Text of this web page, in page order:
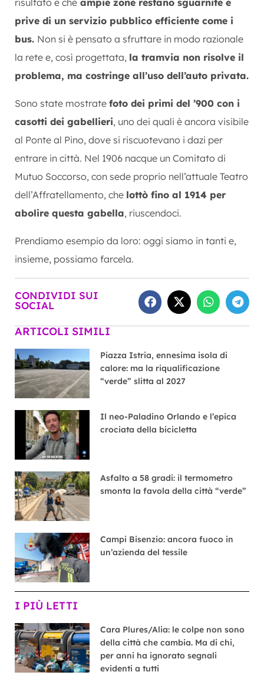
prive di un servizio pubblico efficiente come i
bus. Non si è pensato a sfruttare in modo razionale
la rete e, così progettata, la tramvia non risolve il
problema, ma costringe all’uso dell’auto privata.
Sono state mostrate foto dei primi del ’900 con i
casotti dei gabellieri, uno dei quali è ancora visibile
al Ponte al Pino, dove si riscuotevano i dazi per
entrare in città. Nel 1906 nacque un Comitato di
Mutuo Soccorso, con sede proprio nell’attuale Teatro
dell’Affratellamento, che lottò fino al 1914 per
abolire questa gabella, riuscendoci.
Prendiamo esempio da loro: oggi siamo in tanti e,
insieme, possiamo farcela.
CONDIVIDI SUI
SOCIAL
ARTICOLI SIMILI
Piazza Istria, ennesima isola di
calore: ma la riqualificazione
“verde” slitta al 2027
Il neo-Paladino Orlando e l’epica
crociata della bicicletta
Asfalto a 58 gradi: il termometro
smonta la favola della città “verde”
Campi Bisenzio: ancora fuoco in
un’azienda del tessile
I PIÙ LETTI
Cara Plures/Alia: le colpe non sono
della città che cambia. Ma di chi,
per anni ha ignorato segnali
evidenti a tutti